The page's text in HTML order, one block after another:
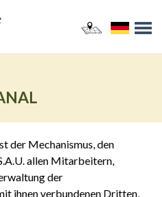
der Mechanismus, den
allen Mitarbeitern,
der
ihnen verbundenen Dritten,